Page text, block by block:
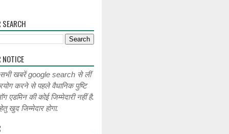
सभी खबरें google search से लीं
करने से पहले वैधानिक पुष्टि
की कोई जिम्मेदारी नहीं है.
खुद जिम्मेदार होगा.